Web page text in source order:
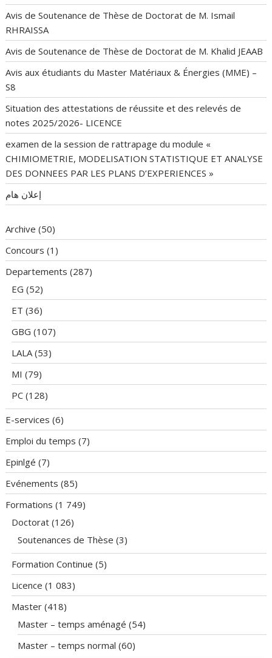
Avis de Soutenance de Thèse de Doctorat de M. Ismail
RHRAISSA
Avis de Soutenance de Thèse de Doctorat de M. Khalid JEAAB
Avis aux étudiants du Master Matériaux & Énergies (MME) –
S8
Situation des attestations de réussite et des relevés de
notes 2025/2026- LICENCE
examen de la session de rattrapage du module «
CHIMIOMETRIE, MODELISATION STATISTIQUE ET ANALYSE
DES DONNEES PAR LES PLANS D’EXPERIENCES »
إعلان هام
Archive (50)
Concours (1)
Departements (287)
EG (52)
ET (36)
GBG (107)
LALA(53)
MI (79)
PC (128)
E-services (6)
Emploi du temps (7)
Epinlgé (7)
Evénements (85)
Formations (1 749)
Doctorat (126)
Soutenances de Thèse (3)
Formation Continue (5)
Licence (1 083)
Master (418)
Master – temps aménagé (54)
Master – temps normal (60)